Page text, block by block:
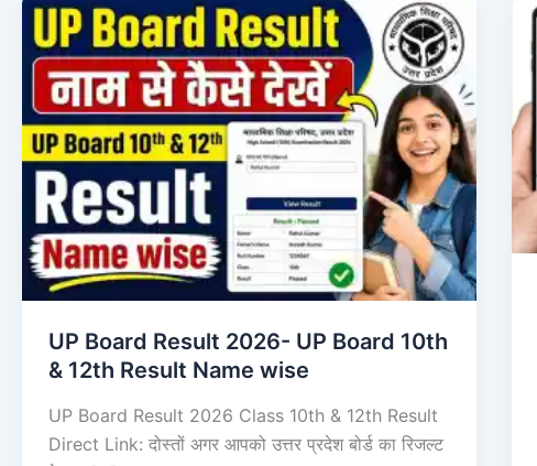
UP Board Result 2026- UP Board 10th
& 12th Result Name wise
UP Board Result 2026 Class 10th & 12th Result
Direct Link: दोस्तों अगर आपको उत्तर प्रदेश बोर्ड का रिजल्ट